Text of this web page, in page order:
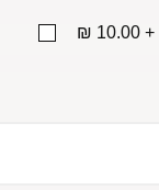
+
10.00 ₪